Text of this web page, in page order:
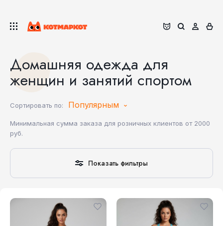
Домашняя одежда для
женщин и занятий спортом
Сортировать по: Популярным
Минимальная сумма заказа для розничных клиентов от 2000
руб.
Показать фильтры